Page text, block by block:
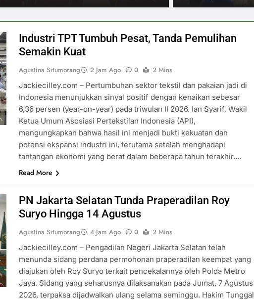
Pungli di Anyer
Industri TPT Tumbuh Pesat, Tanda Pemulihan
Semakin Kuat
Agustina Situmorang 2 Jam Ago 0
2 Mins
Jackiecilley.com – Pertumbuhan sektor tekstil dan pakaian jadi di
Indonesia menunjukkan sinyal positif dengan kenaikan sebesar
6,36 persen (year-on-year) pada triwulan II 2026. Ian Syarif, Wakil
Ketua Umum Asosiasi Pertekstilan Indonesia (API),
mengungkapkan bahwa hasil ini menjadi bukti kekuatan dan
potensi ekspansi industri ini, terutama setelah menghadapi
tantangan ekonomi yang berat dalam beberapa tahun terakhir….
Read More
PN Jakarta Selatan Tunda Praperadilan Roy
Suryo Hingga 14 Agustus
Agustina Situmorang 4 Jam Ago 0
2 Mins
Jackiecilley.com – Pengadilan Negeri Jakarta Selatan telah
menunda sidang perdana permohonan praperadilan keempat yang
diajukan oleh Roy Suryo terkait pencekalannya oleh Polda Metro
Jaya. Sidang yang seharusnya dilaksanakan pada Jumat, 7 Agustus
2026, terpaksa dijadwalkan ulang selama seminggu. Hakim Tunggal